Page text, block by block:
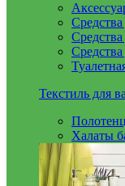
Текстиль для
Халаты